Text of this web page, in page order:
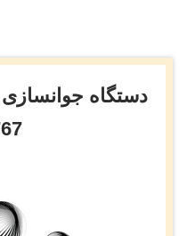
دستگاه